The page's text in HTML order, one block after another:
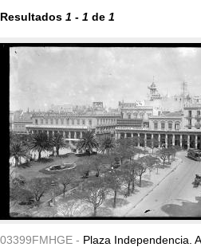
Resultados 1 - 1 de 1
03399FMHGE - Plaza Independencia.